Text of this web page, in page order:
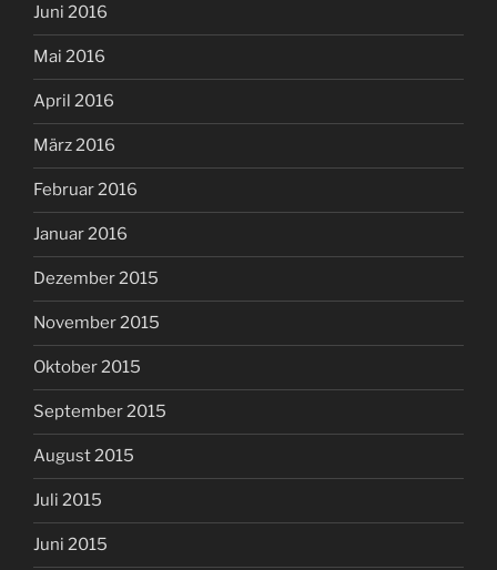
Juni 2016
Mai 2016
April 2016
März 2016
Februar 2016
Januar 2016
Dezember 2015
November 2015
Oktober 2015
September 2015
August 2015
Juli 2015
Juni 2015